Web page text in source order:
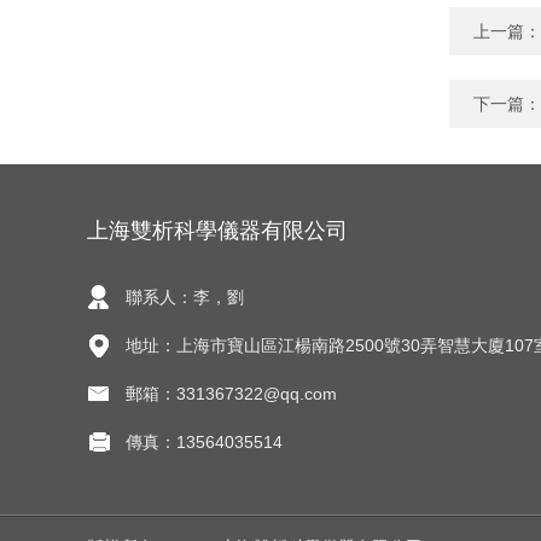
上一篇：
下一篇：
上海雙析科學儀器有限公司
聯系人：李，劉
地址：上海市寶山區江楊南路2500號30弄智慧大廈107
郵箱：331367322@qq.com
傳真：13564035514